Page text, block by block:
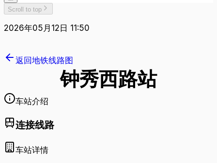
Scroll to top
2026年05月12日 11:50
返回地铁线路图
钟秀西路站
车站介绍
连接线路
车站详情